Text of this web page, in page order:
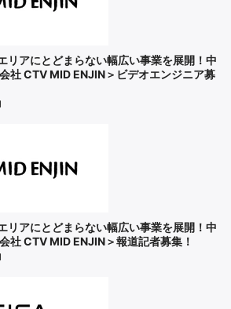
リアにとどまらない幅広い事業を展開！中
社 CTV MID ENJIN＞ビデオエンジニア募
リアにとどまらない幅広い事業を展開！中
社 CTV MID ENJIN＞報道記者募集！